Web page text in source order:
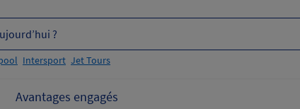
?
Intersport Jet Tours
Avantages engagés